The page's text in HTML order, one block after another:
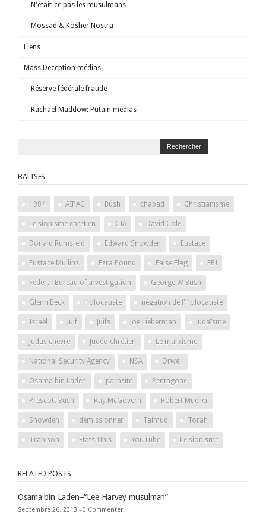
N'était-ce pas les musulmans
Mossad & Kosher Nostra
Liens
Mass Deception médias
Réserve fédérale fraude
Rachael Maddow: Putain médias
BALISES
1984 AIPAC Bush chabad Christianisme
Le sionisme chrétien CIA David Cole
Donald Rumsfeld Edward Snowden Eustace
Eustace Mullins Ezra Pound False Flag FBI
Federal Bureau of Investigation George W Bush
Glenn Beck Holocauste négation de l'Holocauste
Israël Juif Juifs Joe Lieberman Judaïsme
Judas chèvre Judéo chrétien Le marxisme
National Security Agency NSA Orwell
Osama bin Laden parasite Pentagone
Prescott Bush Ray McGovern Robert Mueller
Snowden démissionner Talmud Torah
Trahison États-Unis YouTube Le sionisme
RELATED POSTS
Osama bin Laden–“Lee Harvey musulman”
Septembre 26, 2013 - 0 Commenter